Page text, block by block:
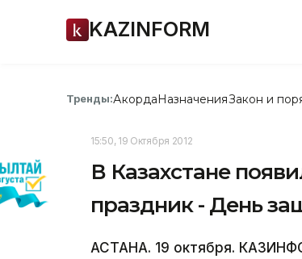
KAZINFORM
Тренды:АкордаНазначенияЗакон и
15:50, 19 Октября 2012
В Казахстане
праздник - День
АСТАНА. 19 октября.